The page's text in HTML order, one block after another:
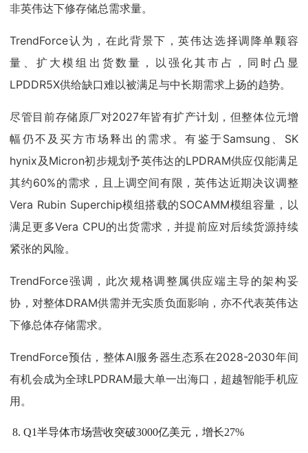
非英伟达下修存储总需求量。
TrendForce认为，在此背景下，英伟达选择调降单颗容
量、扩大模组出货数量，以强化其市占，同时凸显
LPDDR5X供给缺口难以被满足与中长期需求上扬的趋势。
尽管目前存储原厂对2027年皆有扩产计划，但整体位元增
幅仍不及买方市场释出的需求。有鉴于Samsung、SK
hynix及Micron初步规划予英伟达的LPDRAM供应仅能满足
其约60%的需求，且上调空间有限，英伟达近期决议调整
Vera Rubin Superchip模组搭载的SOCAMM模组容量，以
满足更多Vera CPU的出货需求，并提前应对后续货源持续
紧张的风险。
TrendForce强调，此次规格调整属供应端主导的架构妥
协，对整体DRAM供需并无实质负面影响，亦不代表英伟达
下修总体存储需求。
TrendForce预估，整体AI服务器生态系在2028-2030年间
有机会成为全球LPDRAM最大单一出海口，超越智能手机应
用。
Q1半导体市场营收突破3000亿美元，增长27%